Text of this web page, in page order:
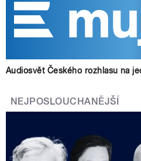
Audiosvět Českého rozhlasu na
NEJPOSLOUCHANĚJŠÍ